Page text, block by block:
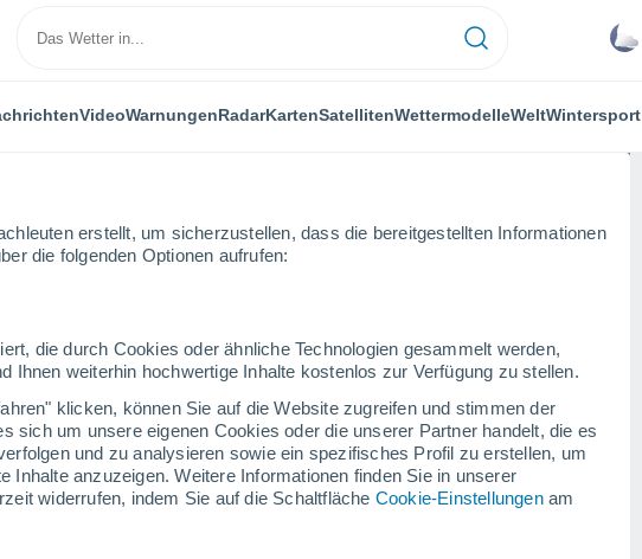
erstellt, um sicherzustellen, dass die bereitgestellten Informationen
die folgenden Optionen aufrufen:
die durch Cookies oder ähnliche Technologien gesammelt werden,
Ihnen weiterhin hochwertige Inhalte kostenlos zur Verfügung zu stellen.
klicken, können Sie auf die Website zugreifen und stimmen der
sich um unsere eigenen Cookies oder die unserer Partner handelt, die es
und zu analysieren sowie ein spezifisches Profil zu erstellen, um
Inhalte anzuzeigen. Weitere Informationen finden Sie in unserer
widerrufen, indem Sie auf die Schaltfläche Cookie-Einstellungenam
VideoWarnungenRadarKartenSatellitenWettermodelleWeltWintersport
14-Tage Vorhersage
Symbole